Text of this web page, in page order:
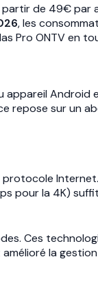
partir de 49€ par
, les
Pro ONTV en
sur un
pour la 4K)
Ces
la